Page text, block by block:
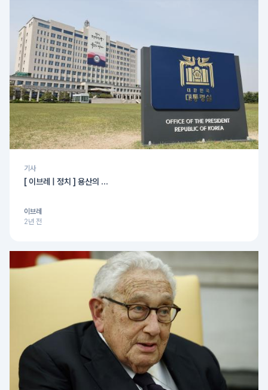
기사
[ 이브레 | 정치 ] 용산의 ...
이브레
2년 전